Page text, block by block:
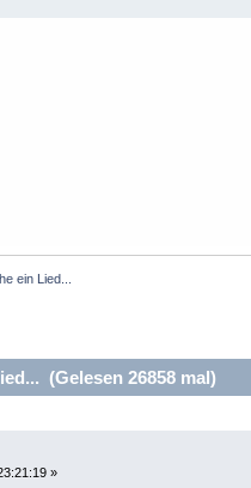
ein Lied...
(Gelesen 26858 mal)
»